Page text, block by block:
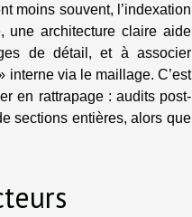
moins souvent, l’indexation
une architecture claire aide
de détail, et à associer
interne via le maillage. C’est
en rattrapage : audits post-
sections entières, alors que